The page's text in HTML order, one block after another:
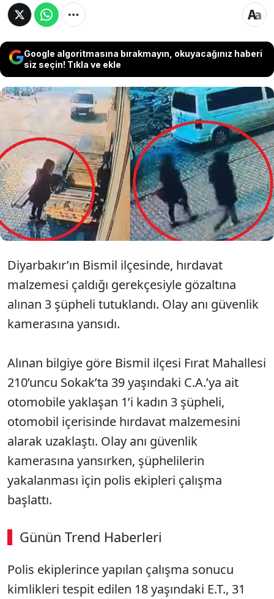
Google algoritmasına bırakmayın, okuyacağınız haberi
siz seçin! Tıkla ve ekle
Diyarbakır’da, hırdavat
malzemesi çalan 3 şüpheli
tutuklandı.
Diyarbakır’ın Bismil ilçesinde, hırdavat
malzemesi çaldığı gerekçesiyle gözaltına
alınan 3 şüpheli tutuklandı. Olay anı güvenlik
kamerasına yansıdı.
Alınan bilgiye göre Bismil ilçesi Fırat Mahallesi
210’uncu Sokak’ta 39 yaşındaki C.A.’ya ait
otomobile yaklaşan 1’i kadın 3 şüpheli,
otomobil içerisinde hırdavat malzemesini
alarak uzaklaştı. Olay anı güvenlik
kamerasına yansırken, şüphelilerin
yakalanması için polis ekipleri çalışma
başlattı.
Günün Trend Haberleri
00:02 / 08:06
Sesi Aç
Polis ekiplerince yapılan çalışma sonucu
kimlikleri tespit edilen 18 yaşındaki E.T., 31